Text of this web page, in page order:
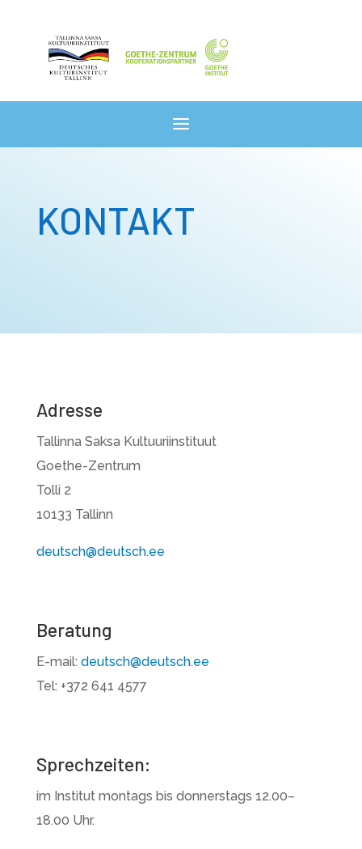
KONTAKT
Adresse
Tallinna Saksa Kultuuriinstituut
Goethe-Zentrum
Tolli 2
10133 Tallinn
deutsch@deutsch.ee
Beratung
E-mail: deutsch@deutsch.ee
Tel: +372 641 4577
Sprechzeiten:
im Institut montags bis donnerstags 12.00–
18.00 Uhr.